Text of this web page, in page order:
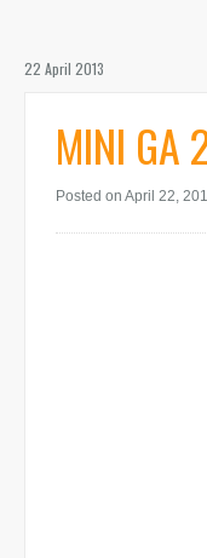
22 April 2013
MINI GA
Posted on April 22,